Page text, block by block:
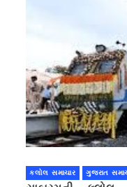
કલોલ સમાચાર ગુજરાત